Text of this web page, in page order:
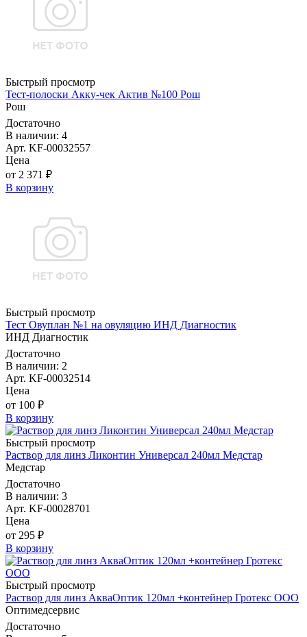
Быстрый просмотр
Тест-полоски Акку-чек Актив №100 Рош
Рош
Достаточно
В наличии: 4
Арт. KF-00032557
Цена
от 2 371 ₽
В корзину
Быстрый просмотр
Тест Овуплан №1 на овуляцию ИНД Диагностик
ИНД Диагностик
Достаточно
В наличии: 2
Арт. KF-00032514
Цена
от 100 ₽
В корзину
Быстрый просмотр
Раствор для линз Ликонтин Универсал 240мл Медстар
Медстар
Достаточно
В наличии: 3
Арт. KF-00028701
Цена
от 295 ₽
В корзину
Быстрый просмотр
Раствор для линз АкваОптик 120мл +контейнер Гротекс ООО
Оптимедсервис
Достаточно